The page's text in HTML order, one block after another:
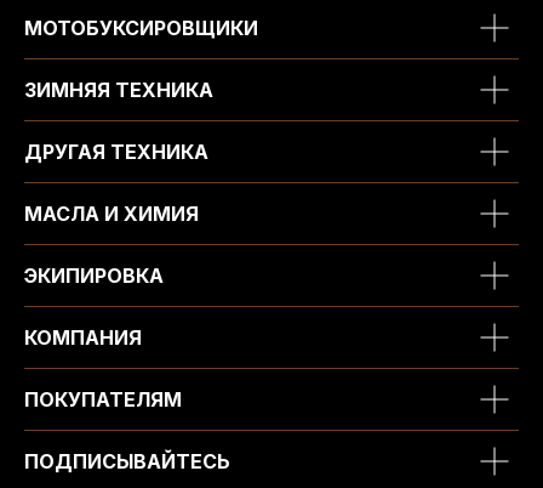
МОТОБУКСИРОВЩИКИ
ЗИМНЯЯ ТЕХНИКА
ДРУГАЯ ТЕХНИКА
МАСЛА И ХИМИЯ
ЭКИПИРОВКА
КОМПАНИЯ
ПОКУПАТЕЛЯМ
ПОДПИСЫВАЙТЕСЬ